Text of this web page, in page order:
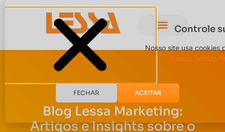
Blog Lessa Marketing:
Artigos e Insights sobre o
Controle
Nosso site usa cookies
Acesse nossas
FECHAR ACEITAR